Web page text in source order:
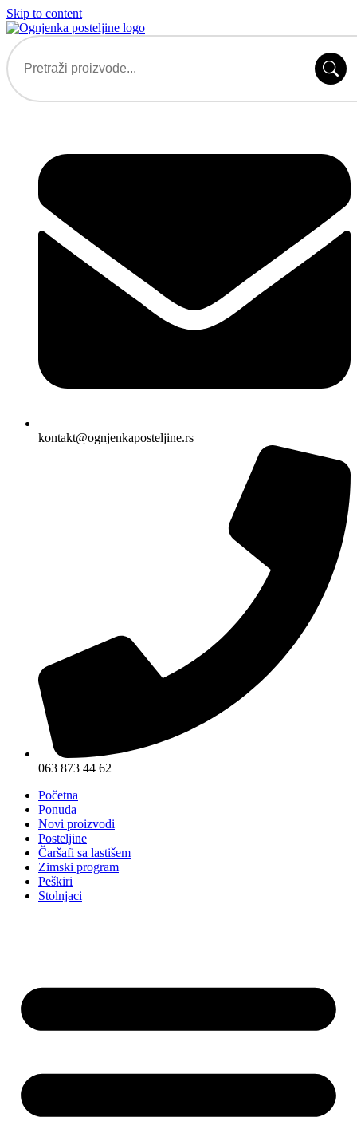
Skip to content
kontakt@ognjenkaposteljine.rs
063 873 44 62
Početna
Ponuda
Novi proizvodi
Posteljine
Čaršafi sa lastišem
Zimski program
Peškiri
Stolnjaci